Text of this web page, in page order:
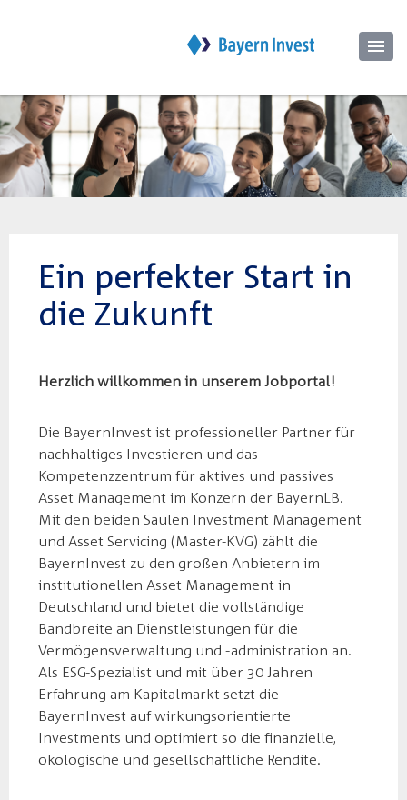
Ein perfekter Start in
die Zukunft
Herzlich willkommen in unserem Jobportal!
Die BayernInvest ist professioneller Partner für
nachhaltiges Investieren und das
Kompetenzzentrum für aktives und passives
Asset Management im Konzern der BayernLB.
Mit den beiden Säulen Investment Management
und Asset Servicing (Master-KVG) zählt die
BayernInvest zu den großen Anbietern im
institutionellen Asset Management in
Deutschland und bietet die vollständige
Bandbreite an Dienstleistungen für die
Vermögensverwaltung und -administration an.
Als ESG-Spezialist und mit über 30 Jahren
Erfahrung am Kapitalmarkt setzt die
BayernInvest auf wirkungsorientierte
Investments und optimiert so die finanzielle,
ökologische und gesellschaftliche Rendite.